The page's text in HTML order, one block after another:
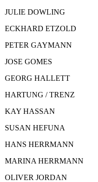
JULIE DOWLING
ECKHARD ETZOLD
PETER GAYMANN
JOSE GOMES
GEORG HALLETT
HARTUNG / TRENZ
KAY HASSAN
SUSAN HEFUNA
HANS HERRMANN
MARINA HERRMANN
OLIVER JORDAN